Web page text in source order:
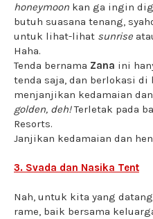
honeymoon kan ga ingin
butuh suasana tenang,
untuk lihat-lihat sunrise
Haha.
Tenda bernama Zana ini
tenda saja, dan berlokasi di
menjanjikan kedamaian
golden, deh!Terletak pada
Resorts.
Janjikan kedamaian dan
3. Svada dan Nasika Tent
Nah, untuk kita yang
rame, baik bersama